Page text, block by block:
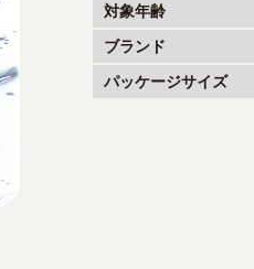
対象年齢
ブランド
パッケージサイズ